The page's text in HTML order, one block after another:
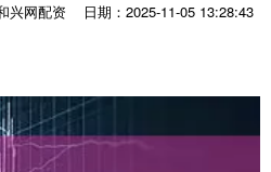
兴网配资
日期：2025-11-05 13:28:43